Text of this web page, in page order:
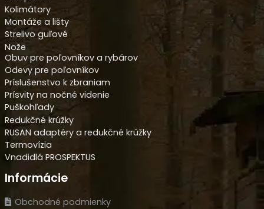
Kolimátory
Montáže a lišty
Strelivo guľové
Nože
Obuv pre poľovníkov a rybárov
Odevy pre poľovníkov
Príslušenstvo k zbraniam
Prísvity na nočné videnie
Puškohľady
Redukčné krúžky
RUSAN adaptéry a redukčné krúžky
Termovízia
Vnadidlá PROSPEKTUS
Informácie
Obchodné podmienky